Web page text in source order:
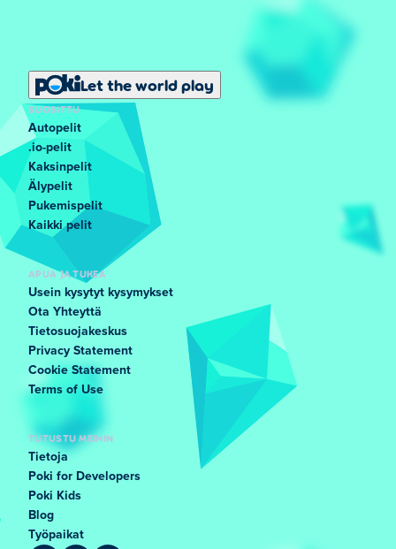
Let the world play
SUOSITTU
Autopelit
.io-pelit
Kaksinpelit
Älypelit
Pukemispelit
Kaikki pelit
APUA JA TUKEA
Usein kysytyt kysymykset
Ota Yhteyttä
Tietosuojakeskus
Privacy Statement
Cookie Statement
Terms of Use
TUTUSTU MEIHIN
Tietoja
Poki for Developers
Poki Kids
Blog
Työpaikat